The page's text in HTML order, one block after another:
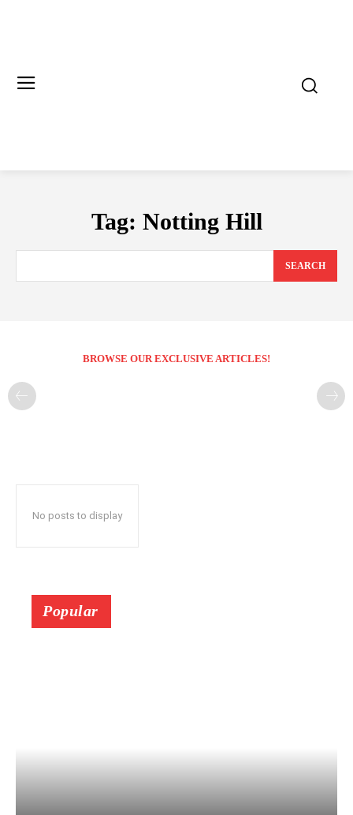
Tag: Notting Hill
SEARCH
BROWSE OUR EXCLUSIVE ARTICLES!
No posts to display
Popular